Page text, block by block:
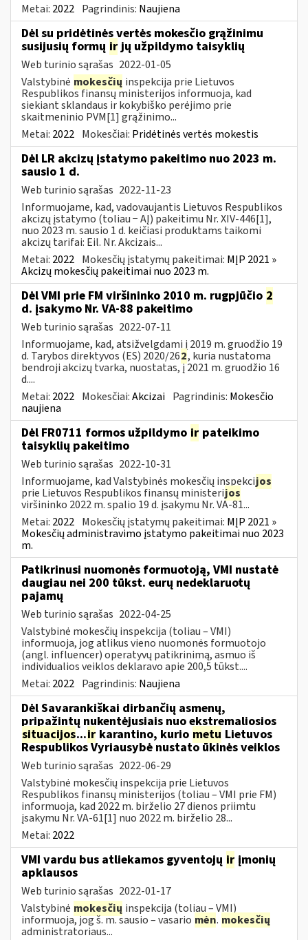
Metai: 2022 Pagrindinis: Naujiena
Dėl su pridėtinės vertės mokesčio grąžinimu
susijusių formų irjų užpildymo taisyklių
Web turinio sąrašas 2022-01-05
Valstybinė mokesčių inspekcija prie Lietuvos
Respublikos finansų ministerijos informuoja, kad
siekiant sklandaus ir kokybiško perėjimo prie
skaitmeninio PVM[1] grąžinimo...
Metai: 2022 Mokesčiai: Pridėtinės vertės mokestis
Dėl LR akcizų įstatymo pakeitimo nuo 2023 m.
sausio 1 d.
Web turinio sąrašas 2022-11-23
Informuojame, kad, vadovaujantis Lietuvos Respublikos
akcizų įstatymo (toliau − AĮ) pakeitimu Nr. XIV-446[1],
nuo 2023 m. sausio 1 d. keičiasi produktams taikomi
akcizų tarifai: Eil. Nr. Akcizais...
Metai: 2022 Mokesčių įstatymų pakeitimai: MĮP 2021 »
Akcizų mokesčių pakeitimai nuo 2023 m.
Dėl VMI prie FM viršininko 2010 m. rugpjūčio 2
d. įsakymo Nr. VA-88 pakeitimo
Web turinio sąrašas 2022-07-11
Informuojame, kad, atsižvelgdami į 2019 m. gruodžio 19
d. Tarybos direktyvos (ES) 2020/262, kuria nustatoma
bendroji akcizų tvarka, nuostatas, į 2021 m. gruodžio 16
d....
Metai: 2022 Mokesčiai:Akcizai Pagrindinis: Mokesčio
naujiena
Dėl FR0711 formos užpildymo ir pateikimo
taisyklių pakeitimo
Web turinio sąrašas 2022-10-31
Informuojame, kad Valstybinės mokesčių inspekcijos
prie Lietuvos Respublikos finansų ministerijos
viršininko 2022 m. spalio 19 d. įsakymu Nr. VA-81...
Metai: 2022 Mokesčių įstatymų pakeitimai: MĮP 2021 »
Mokesčių administravimo įstatymo pakeitimai nuo 2023
m.
Patikrinusi nuomonės formuotoją, VMI nustatė
daugiau nei 200 tūkst. eurų nedeklaruotų
pajamų
Web turinio sąrašas 2022-04-25
Valstybinė mokesčių inspekcija (toliau – VMI)
informuoja, jog atlikus vieno nuomonės formuotojo
(angl. influencer) operatyvų patikrinimą, asmuo iš
individualios veiklos deklaravo apie 200,5 tūkst....
Metai: 2022 Pagrindinis: Naujiena
Dėl Savarankiškai dirbančių asmenų,
pripažintų nukentėjusiais nuo ekstremaliosios
situacijos...ir karantino, kurio metu Lietuvos
Respublikos Vyriausybė nustato ūkinės veiklos
Web turinio sąrašas 2022-06-29
Valstybinė mokesčių inspekcija prie Lietuvos
Respublikos finansų ministerijos (toliau – VMI prie FM)
informuoja, kad 2022 m. birželio 27 dienos priimtu
įsakymu Nr. VA-61[1] nuo 2022 m. birželio 28...
Metai: 2022
VMI vardu bus atliekamos gyventojų ir įmonių
apklausos
Web turinio sąrašas 2022-01-17
Valstybinė mokesčių inspekcija (toliau – VMI)
informuoja, jog š. m. sausio – vasario mėn. mokesčių
administratoriaus...